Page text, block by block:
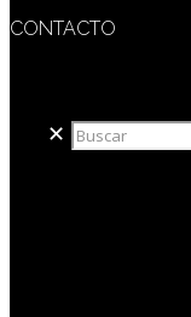
CONTACTO
✕